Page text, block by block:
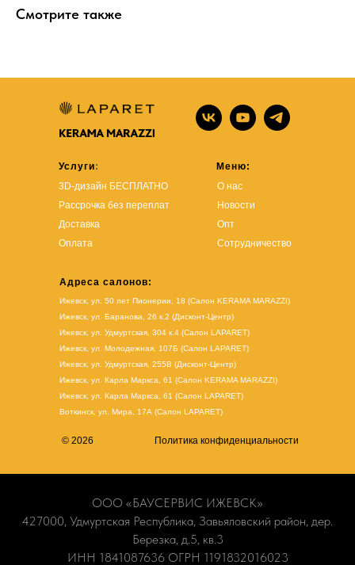
Смотрите также
Услуги:
3D-дизайн БЕСПЛАТНО
Рассрочка без переплат
Доставка
Оплата
Меню:
О нас
Новости
Опт
Сотрудничество
Адреса салонов:
Ижевск, ул. 50 лет Пионерии, 18 (Салон KERAMA MARAZZI)
Ижевск, ул. Баранова, 26 к.2 (Дисконт-Центр)
Ижевск, ул. Удмуртская, 304 к.4 (Салон LAPARET)
Ижевск, ул. Молодежная, 107Б (Салон LAPARET)
Ижевск, ул. Удмуртская, 255В (Дисконт-Центр)
Ижевск, ул. Карла Маркса, 61 (Салон KERAMA MARAZZI)
Ижевск, ул. Карла Маркса, 61 (Салон LAPARET)
Воткинск, ул. Мира, 17А (Салон LAPARET)
© 2026 Политика конфиденциальности
ООО «БАУСЕРВИС ИЖЕВСК»
427000, Удмуртская Республика, Завьяловский район, дер.
Березка, д.5, кв.3
ИНН 1841087636 ОГРН 1191832016023